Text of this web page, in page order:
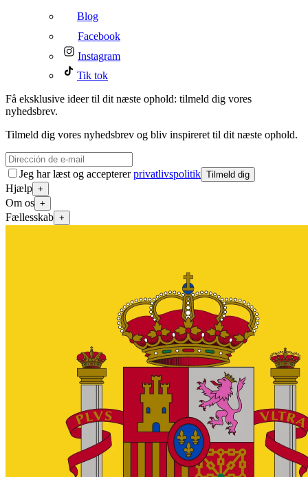
Blog
Facebook
Instagram
Tik tok
Få eksklusive ideer til dit næste ophold: tilmeld dig vores
nyhedsbrev.
Tilmeld dig vores nyhedsbrev og bliv inspireret til dit næste ophold.
Jeg har læst og acceptererprivatlivspolitik Tilmeld dig
Hjælp +
Om os +
Fællesskab +